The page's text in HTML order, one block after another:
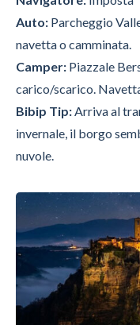
Auto: Parcheggio
navetta o camminata.
Camper: Piazzale
carico/scarico.
Bibip Tip: Arriva al
invernale, il borgo
nuvole.